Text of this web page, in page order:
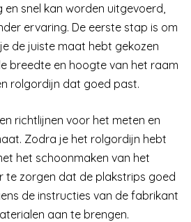
snel kan worden uitgevoerd,
ervaring. De eerste stap is om
de juiste maat hebt gekozen
breedte en hoogte van het raam
rolgordijn dat goed past.
richtlijnen voor het meten en
Zodra je het rolgordijn hebt
het schoonmaken van het
te zorgen dat de plakstrips goed
de instructies van de fabrikant
aan te brengen.